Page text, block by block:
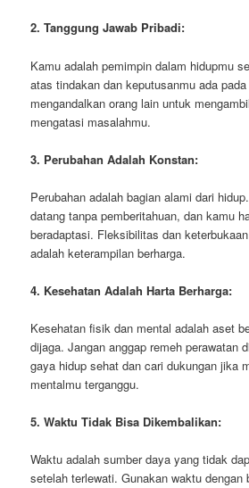
2. Tanggung Jawab Pribadi:
Kamu adalah pemimpin dalam hidupmu
atas tindakan dan keputusanmu ada
mengandalkan orang lain untuk
mengatasi masalahmu.
3. Perubahan Adalah Konstan:
Perubahan adalah bagian alami dari
datang tanpa pemberitahuan, dan kamu
beradaptasi. Fleksibilitas dan
adalah keterampilan berharga.
4. Kesehatan Adalah Harta Berharga:
Kesehatan fisik dan mental adalah aset
dijaga. Jangan anggap remeh perawatan
gaya hidup sehat dan cari dukungan jika
mentalmu terganggu.
5. Waktu Tidak Bisa Dikembalikan:
Waktu adalah sumber daya yang tidak
setelah terlewati. Gunakan waktu